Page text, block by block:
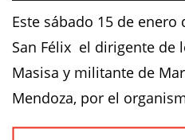
Este sábado 15 de
San Félix el dirigente de
Masisa y militante de
Mendoza, por el